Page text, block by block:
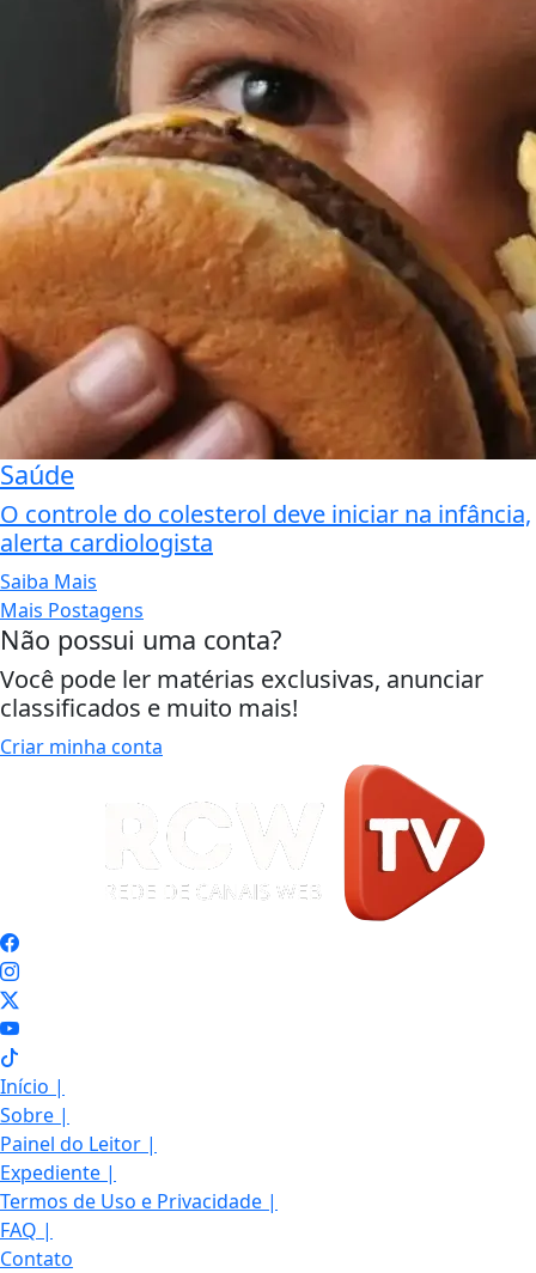
Saúde
O controle do colesterol deve iniciar na infância,
alerta cardiologista
Saiba Mais
Mais Postagens
Não possui uma conta?
Você pode ler matérias exclusivas, anunciar
classificados e muito mais!
Criar minha conta
Início |
Sobre |
Painel do Leitor |
Expediente |
Termos de Uso e Privacidade |
FAQ |
Contato